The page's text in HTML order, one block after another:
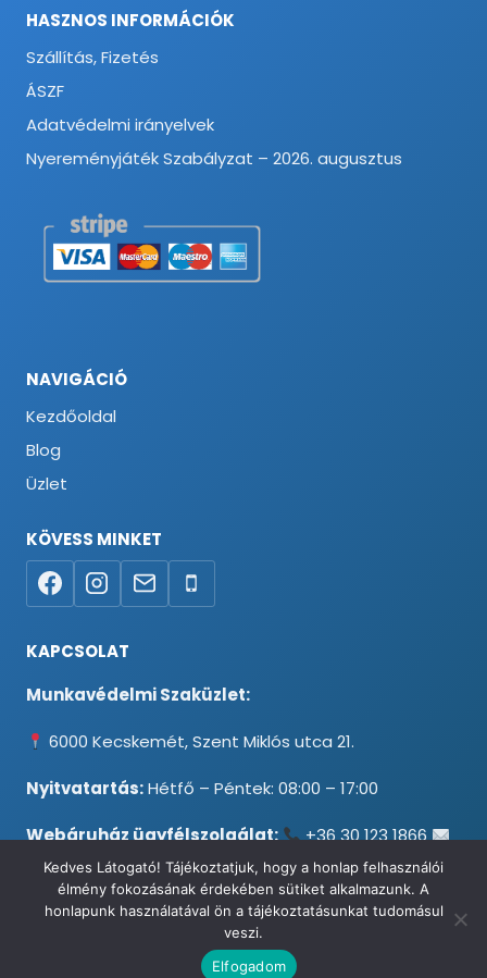
HASZNOS INFORMÁCIÓK
Szállítás, Fizetés
ÁSZF
Adatvédelmi irányelvek
Nyereményjáték Szabályzat – 2026. augusztus
NAVIGÁCIÓ
Kezdőoldal
Blog
Üzlet
KÖVESS MINKET
KAPCSOLAT
Munkavédelmi Szaküzlet:
6000 Kecskemét, Szent Miklós utca 21.
Nyitvatartás:Hétfő – Péntek: 08:00 – 17:00
Webáruház ügyfélszolgálat:
+36 30 123 1866
info@testpancel.hu
© 2026 Munkavédelmi és Ruházati Webáruház - Minden jog
Kedves Látogató! Tájékoztatjuk, hogy a honlap felhasználói
élmény fokozásának érdekében sütiket alkalmazunk. A
honlapunk használatával ön a tájékoztatásunkat tudomásul
veszi.
Elfogadom